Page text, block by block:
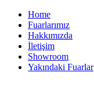
Home
Fuarlarımız
Hakkımızda
İletişim
Showroom
Yakındaki Fuarlar